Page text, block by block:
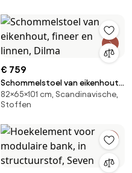
€ 759
Schommelstoel van eikenhout,
fineer en linnen, Dilma
82×65×101 cm, Scandinavische,
Stoffen